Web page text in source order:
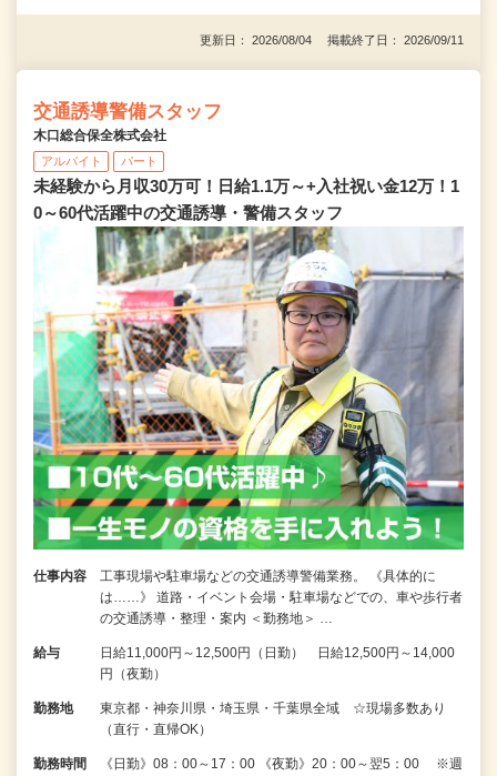
更新日： 2026/08/04 掲載終了日： 2026/09/11
交通誘導警備スタッフ
木口総合保全株式会社
アルバイト パート
未経験から月収30万可！日給1.1万～+入社祝い金12万！1
0～60代活躍中の交通誘導・警備スタッフ
仕事内容
工事現場や駐車場などの交通誘導警備業務。 《具体的に
は……》 道路・イベント会場・駐車場などでの、車や歩行者
の交通誘導・整理・案内 ＜勤務地＞ …
給与
日給11,000円～12,500円（日勤） 日給12,500円～14,000
円（夜勤）
勤務地
東京都・神奈川県・埼玉県・千葉県全域 ☆現場多数あり
（直行・直帰OK）
勤務時間
《日勤》08：00～17：00 《夜勤》20：00～翌5：00 ※週